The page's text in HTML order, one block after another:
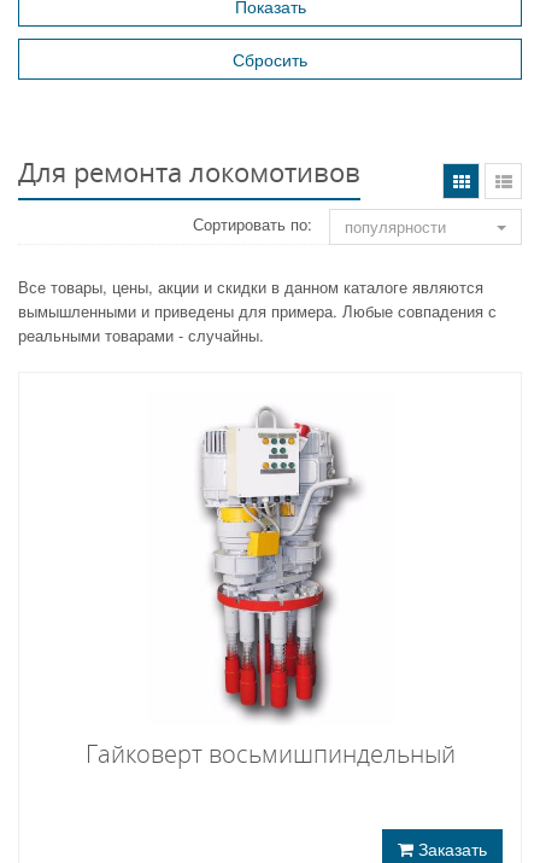
Для ремонта локомотивов
Сортировать по: популярности
Все товары, цены, акции и скидки в данном каталоге являются
вымышленными и приведены для примера. Любые совпадения с
реальными товарами - случайны.
Гайковерт восьмишпиндельный
Заказать